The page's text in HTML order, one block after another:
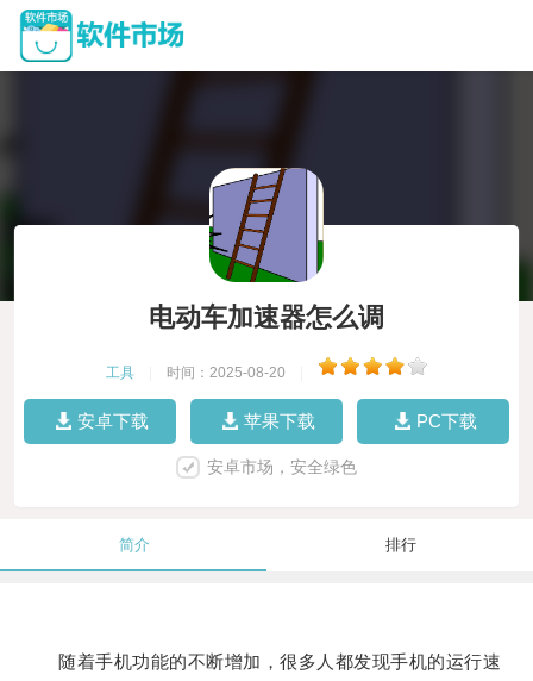
电动车加速器怎么调
工具 时间：2025-08-20
安卓下载 苹果下载 PC下载
安卓市场，安全绿色
简介 排行
随着手机功能的不断增加，很多人都发现手机的运行速